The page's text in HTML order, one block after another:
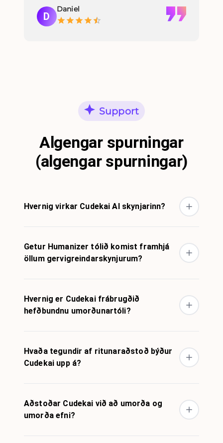
D
Daniel
Support
Algengar spurningar
(algengar spurningar)
Hvernig virkar Cudekai AI skynjarinn?
Getur Humanizer tólið komist framhjá
öllum gervigreindarskynjurum?
Hvernig er Cudekai frábrugðið
hefðbundnu umorðunartóli?
Hvaða tegundir af ritunaraðstoð býður
Cudekai upp á?
Aðstoðar Cudekai við að umorða og
umorða efni?